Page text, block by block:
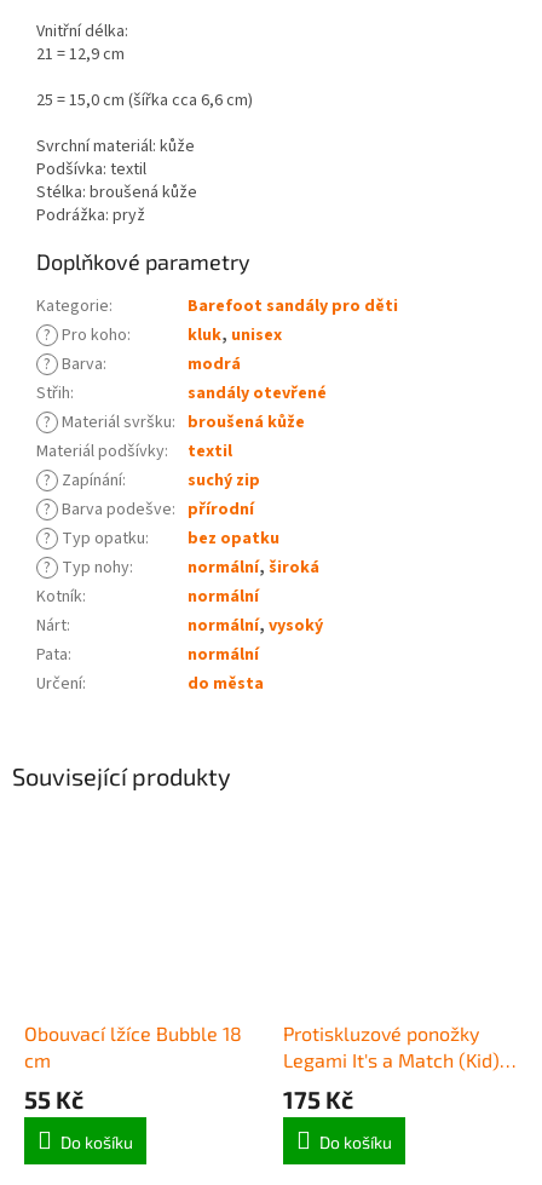
Související produkty
Obouvací lžíce Bubble 18
cm
55 Kč
Do košíku
Protiskluzové ponožky
Legami It's a Match (Kid) -
Snowman
175 Kč
Do košíku
Vnitřní délka:
21 = 12,9 cm
25 = 15,0 cm (šířka cca 6,6 cm)
Svrchní materiál: kůže
Podšívka: textil
Stélka: broušená kůže
Podrážka: pryž
Doplňkové parametry
Kategorie:
Barefoot sandály pro děti
? Pro koho: kluk, unisex
? Barva:
modrá
Střih:
sandály otevřené
? Materiál svršku: broušená kůže
Materiál podšívky:
textil
? Zapínání:
suchý zip
? Barva podešve: přírodní
? Typ opatku:
bez opatku
? Typ nohy: normální, široká
Kotník:
normální
Nárt: normální, vysoký
Pata:
normální
Určení: do města